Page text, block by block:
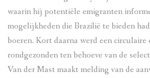
waarin hij potentiële emigranten
mogelijkheden die Brazilië te bieden
boeren. Kort daarna werd een
rondgezonden ten behoeve van de
Van der Mast maakt melding van de